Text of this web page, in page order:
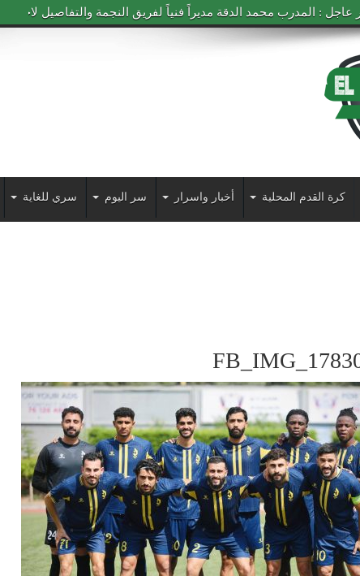
عاجل : المدرب محمد الدقة مديراً فنياً لفريق النجمة والتفاصيل لاحقاً
كرة القدم المحلية أخبار واسرار سر اليوم سري للغاية